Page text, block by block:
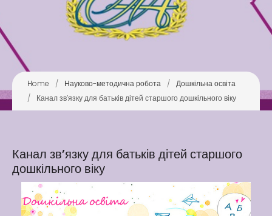
Latter match class
Pool
Play is Our Brain’s Favorite
Way
Kiddie
Home / Науково-методична робота / Дошкільна освіта
/
Канал зв’язку для батьків дітей старшого дошкільного віку
Канал зв’язку для батьків дітей старшого
дошкільного віку